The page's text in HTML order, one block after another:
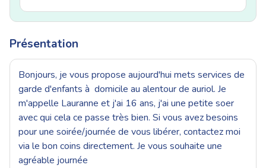
Présentation
Bonjours, je vous propose aujourd'hui mets services de
garde d'enfants à domicile au alentour de auriol. Je
m'appelle Lauranne et j'ai 16 ans, j'ai une petite soer
avec qui cela ce passe très bien. Si vous avez besoins
pour une soirée/journée de vous libérer, contactez moi
via le bon coins directement. Je vous souhaite une
agréable journée